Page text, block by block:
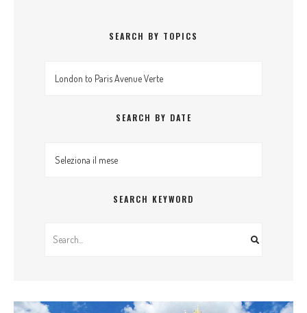
SEARCH BY TOPICS
Search by topics
SEARCH BY DATE
Search By Date
SEARCH KEYWORD